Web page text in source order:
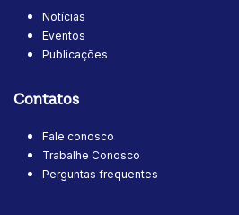
Notícias
Eventos
Publicações
Contatos
Fale conosco
Trabalhe Conosco
Perguntas frequentes